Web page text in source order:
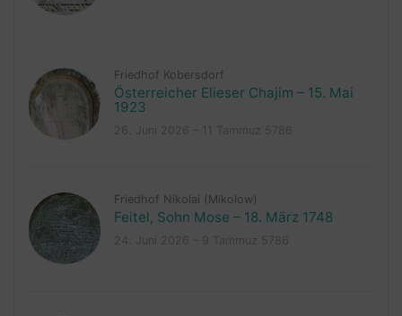
Friedhof Kobersdorf
Österreicher Elieser Chajim – 15. Mai
1923
Friedhof Nikolai (Mikolow)
Feitel, Sohn Mose – 18. März 1748